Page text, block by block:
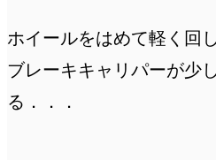
ホイールをはめて軽く回
ブレーキキャリパーが少
る．．．